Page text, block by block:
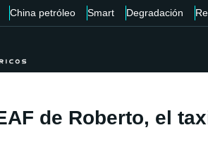
China petróleo Smart Degradación
de Roberto, el